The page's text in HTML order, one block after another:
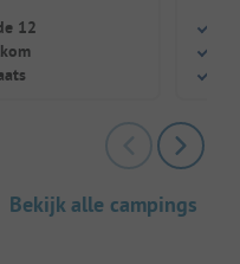
12
Bekijk alle campings